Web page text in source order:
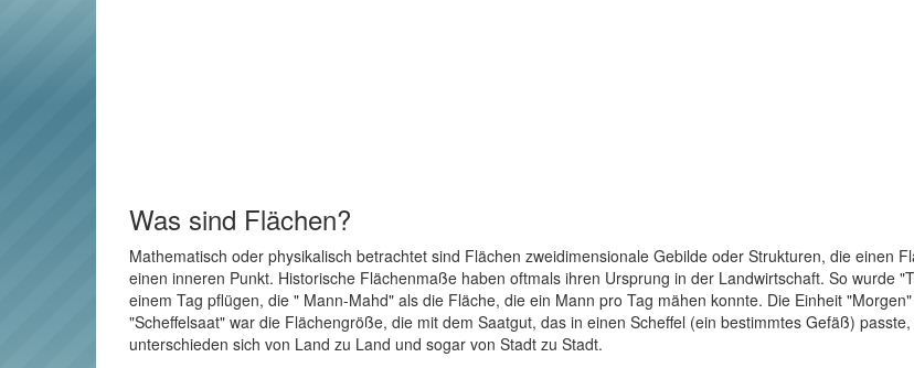
Was sind Flächen?
Mathematisch oder physikalisch betrachtet sind Flächen zweidimensionale Gebilde oder Strukturen, die einen
einen inneren Punkt. Historische Flächenmaße haben oftmals ihren Ursprung in der Landwirtschaft. So wurde
einem Tag pflügen, die " Mann-Mahd" als die Fläche, die ein Mann pro Tag mähen konnte. Die Einheit
"Scheffelsaat" war die Flächengröße, die mit dem Saatgut, das in einen Scheffel (ein bestimmtes Gefäß)
unterschieden sich von Land zu Land und sogar von Stadt zu Stadt.